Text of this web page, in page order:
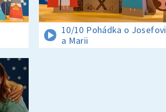
10/10 Pohádka o Josefovi
a Marii